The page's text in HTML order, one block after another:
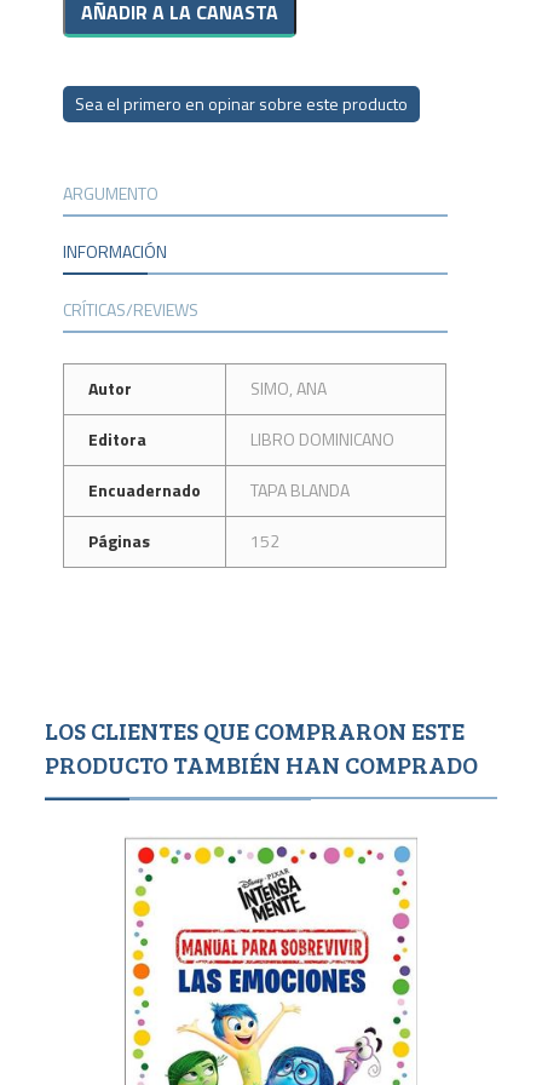
Sea el primero en opinar sobre este producto
ARGUMENTO
INFORMACIÓN
CRÍTICAS/REVIEWS
Autor
SIMO, ANA
Editora
LIBRO DOMINICANO
Encuadernado
TAPA BLANDA
Páginas
152
LOS CLIENTES QUE COMPRARON ESTE
PRODUCTO TAMBIÉN HAN COMPRADO